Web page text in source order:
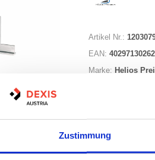
Zustimmung
Artikel Nr.:
EAN:
Marke: Helios